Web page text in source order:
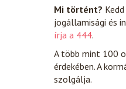
Mi történt?
jogállamisági és
írja a 444.
A több mint 100
érdekében. A
szolgálja.